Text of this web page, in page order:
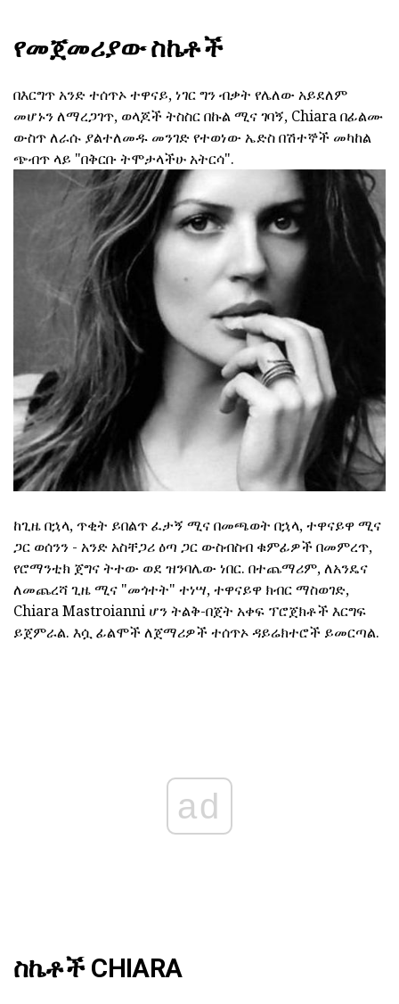
የመጀመሪያው ስኬቶች
በእርግጥ አንድ ተሰጥኦ ተዋናይ, ነገር ግን ብቃት የሌለው አይደለም
መሆኑን ለማረጋገጥ, ወላጆች ትስስር በኩል ሚና ገባኝ, Chiara በፊልሙ
ውስጥ ለራሱ ያልተለመዱ መንገድ የተወነው ኤድስ በሽተኞች መካከል
ጭብጥ ላይ "በቅርቡ ትሞታላችሁ አትርሳ".
ከጊዜ በኋላ, ጥቂት ይበልጥ ፈታኝ ሚና በመጫወት በኋላ, ተዋናይዋ ሚና
ጋር ወሰንን - አንድ አስቸጋሪ ዕጣ ጋር ውስብስብ ቁምፊዎች በመምረጥ,
የሮማንቲክ ጀግና ትተው ወደ ዝንባሌው ነበር. በተጨማሪም, ለአንዴና
ለመጨረሻ ጊዜ ሚና "መጎተት" ተነሣ, ተዋናይዋ ክብር ማስወገድ,
Chiara Mastroianni ሆን ትልቅ-በጀት አቀፍ ፕሮጀክቶች እርግፍ
ይጀምራል. እሷ ፊልሞች ለጀማሪዎች ተሰጥኦ ዳይሬክተሮች ይመርጣል.
ad
ስኬቶች CHIARA